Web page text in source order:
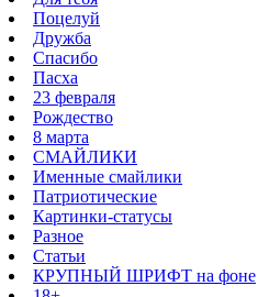
Поцелуй
Дружба
Спасибо
Пасха
23 февраля
Рождество
8 марта
СМАЙЛИКИ
Именные смайлики
Патриотические
Картинки-статусы
Разное
Cтатьи
КРУПНЫЙ ШРИФТ на фоне